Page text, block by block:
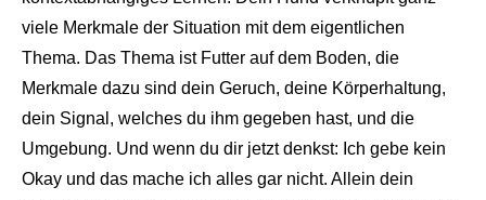
viele Merkmale der Situation mit dem eigentlichen
Thema. Das Thema ist Futter auf dem Boden, die
Merkmale dazu sind dein Geruch, deine Körperhaltung,
dein Signal, welches du ihm gegeben hast, und die
Umgebung. Und wenn du dir jetzt denkst: Ich gebe kein
Okay und das mache ich alles gar nicht. Allein dein